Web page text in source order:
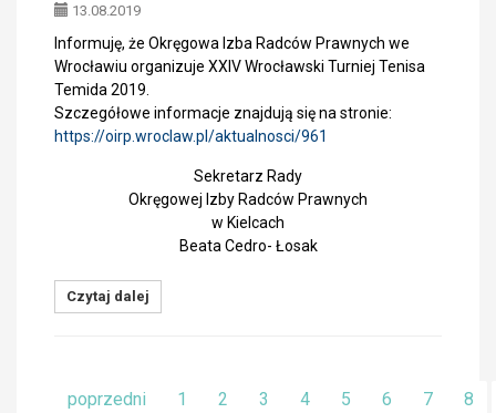
13.08.2019
Informuję, że Okręgowa Izba Radców Prawnych we
Wrocławiu organizuje XXIV Wrocławski Turniej Tenisa
Temida 2019.
Szczegółowe informacje znajdują się na stronie:
https://oirp.wroclaw.pl/aktualnosci/961
Sekretarz Rady
Okręgowej Izby Radców Prawnych
w Kielcach
Beata Cedro- Łosak
Czytaj dalej
poprzedni 1 2 3 4 5 6 7 8